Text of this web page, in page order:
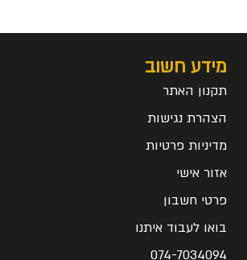
מידע חשוב
תקנון האתר
הצהרת נגישות
מדיניות פרטיות
אזור אישי
פרטי חשבון
בואו לעבוד איתנו
074-7034094